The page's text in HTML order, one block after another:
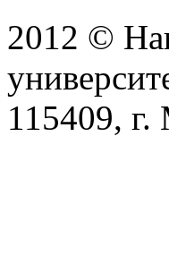
2012 ©
115409,